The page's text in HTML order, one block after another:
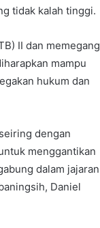
tidak kalah tinggi.
II dan memegang
mampu
hukum dan
dengan
menggantikan
dalam jajaran
Daniel